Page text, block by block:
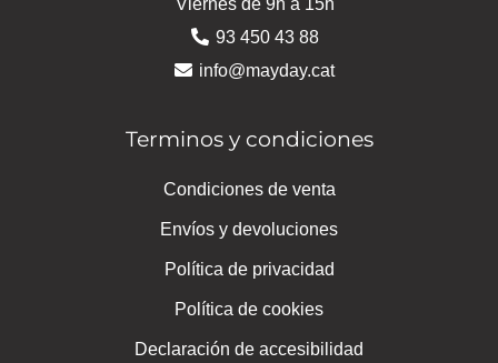
93 450 43 88
info@mayday.cat
Terminos y condiciones
Condiciones de venta
Envíos y devoluciones
Política de privacidad
Política de cookies
Declaración de accesibilidad